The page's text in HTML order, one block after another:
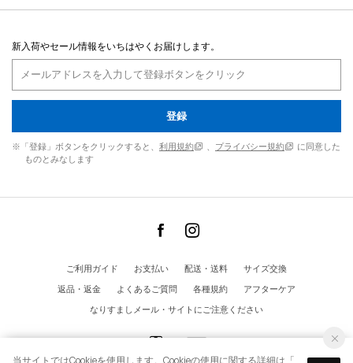
新入荷やセール情報をいちはやくお届けします。
登録
※「登録」ボタンをクリックすると、 利用規約 プライバシー規約
に同意した
ものとみなします
ご利用ガイド お支払い 配送・送料
サイズ交換
返品・返金
よくあるご質問 各種規約
アフターケア
なりすましメール・サイトにご注意ください
当サイトではCookieを使用します。Cookieの使用に関する詳細は「